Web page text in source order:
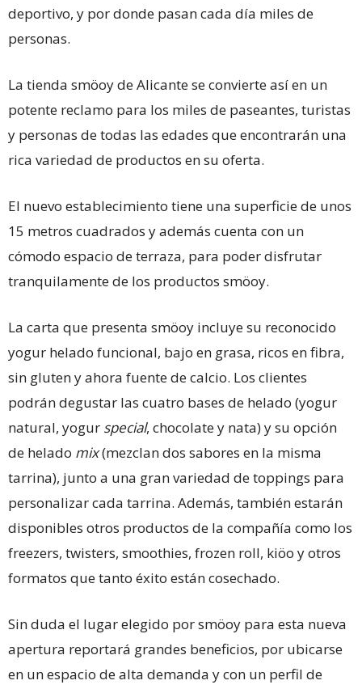
deportivo, y por donde pasan cada día miles de
personas.
La tienda smöoy de Alicante se convierte así en un
potente reclamo para los miles de paseantes, turistas
y personas de todas las edades que encontrarán una
rica variedad de productos en su oferta.
El nuevo establecimiento tiene una superficie de unos
15 metros cuadrados y además cuenta con un
cómodo espacio de terraza, para poder disfrutar
tranquilamente de los productos smöoy.
La carta que presenta smöoy incluye su reconocido
yogur helado funcional, bajo en grasa, ricos en fibra,
sin gluten y ahora fuente de calcio. Los clientes
podrán degustar las cuatro bases de helado (yogur
natural, yogur special, chocolate y nata) y su opción
de helado mix(mezclan dos sabores en la misma
tarrina), junto a una gran variedad de toppings para
personalizar cada tarrina. Además, también estarán
disponibles otros productos de la compañía como los
freezers, twisters, smoothies, frozen roll, kiöo y otros
formatos que tanto éxito están cosechado.
Sin duda el lugar elegido por smöoy para esta nueva
apertura reportará grandes beneficios, por ubicarse
en un espacio de alta demanda y con un perfil de